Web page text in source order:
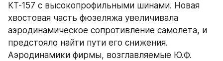
КТ-157 с высокопрофильными шинами. Новая
хвостовая часть фюзеляжа увеличивала
аэродинамическое сопротивление самолета, и
предстояло найти пути его снижения.
Аэродинамики фирмы, возглавляемые Ю.Ф.